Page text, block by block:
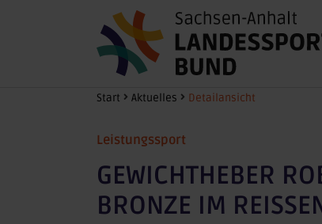
Zum Hauptinhalt springen
Sie sind hier:
Start Aktuelles Detailansicht
Leistungssport
GEWICHTHEBER
BRONZE IM REISSEN